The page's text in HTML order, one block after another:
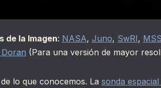
de la Imagen: NASA, Juno, SwRI,
(Para una versión de mayor
lo que conocemos. La sonda